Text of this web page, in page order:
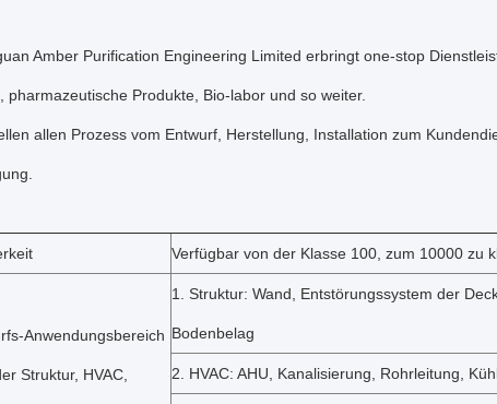
Amber Purification Engineering Limited erbringt one-stop
pharmazeutische Produkte, Bio-labor und so weiter.
allen Prozess vom Entwurf, Herstellung, Installation zum
Verfügbar von der Klasse 100, zum 10000 zu
Anwendungsbereich
Struktur, HVAC,
1. Struktur: Wand, Entstörungssystem der
Bodenbelag
2. HVAC: AHU, Kanalisierung, Rohrleitung,